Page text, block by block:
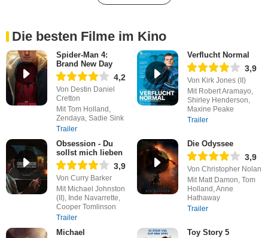
Die besten Filme im Kino
Spider-Man 4:
Brand New Day
4,2
Von Destin Daniel
Cretton
Mit Tom Holland,
Zendaya, Sadie Sink
Trailer
Verflucht Normal
3,9
Von Kirk Jones (II)
Mit Robert Aramayo,
Shirley Henderson,
Maxine Peake
Trailer
Obsession - Du
sollst mich lieben
3,9
Von Curry Barker
Mit Michael Johnston
(II), Inde Navarrette,
Cooper Tomlinson
Trailer
Die Odyssee
3,9
Von Christopher Nolan
Mit Matt Damon, Tom
Holland, Anne
Hathaway
Trailer
Michael Toy Story 5